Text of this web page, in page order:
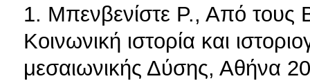
1. Μπενβενίστε Ρ., Από
Κοινωνική ιστορία και
μεσαιωνικής Δύσης, Αθήνα